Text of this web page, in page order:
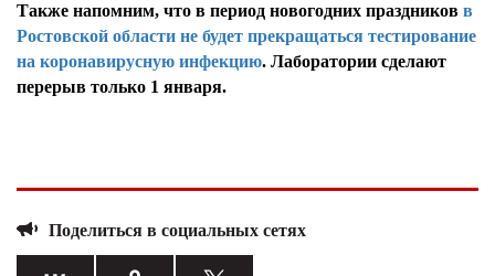
Также напомним, что в период новогодних праздников в
Ростовской области не будет прекращаться тестирование
на коронавирусную инфекцию. Лаборатории сделают
перерыв только 1 января.
Поделиться в социальных сетях